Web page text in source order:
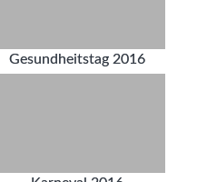
Gesundheitstag 2016